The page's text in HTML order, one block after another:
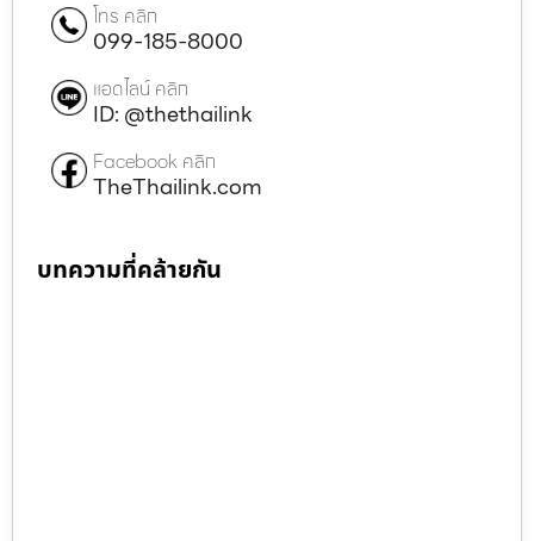
โทร คลิก
099-185-8000
แอดไลน์ คลิก
ID: @thethailink
Facebook คลิก
TheThailink.com
บทความที่คล้ายกัน